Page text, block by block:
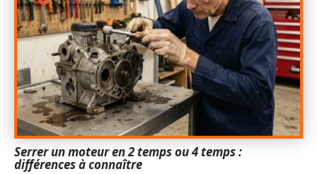
Serrer un moteur en 2 temps ou 4 temps :
différences à connaître